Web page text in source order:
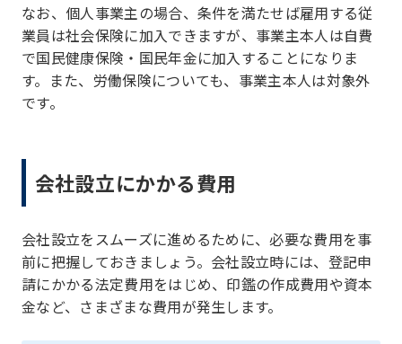
なお、個人事業主の場合、条件を満たせば雇用する従
業員は社会保険に加入できますが、事業主本人は自費
で国民健康保険・国民年金に加入することになりま
す。また、労働保険についても、事業主本人は対象外
です。
会社設立にかかる費用
会社設立をスムーズに進めるために、必要な費用を事
前に把握しておきましょう。会社設立時には、登記申
請にかかる法定費用をはじめ、印鑑の作成費用や資本
金など、さまざまな費用が発生します。